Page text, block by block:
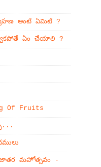
అంటే ఏమిటే ?
ఏం చేయాలి ?
Of Fruits
జాతర మహోత్సవం -